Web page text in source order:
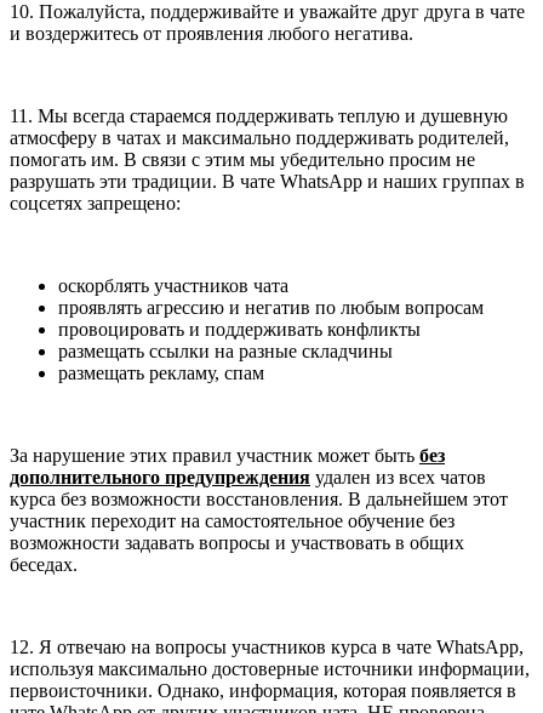
10. Пожалуйста, поддерживайте и уважайте друг друга в чате
и воздержитесь от проявления любого негатива.
11. Мы всегда стараемся поддерживать теплую и душевную
атмосферу в чатах и максимально поддерживать родителей,
помогать им. В связи с этим мы убедительно просим не
разрушать эти традиции. В чате WhatsApp и наших группах в
соцсетях запрещено:
оскорблять участников чата
проявлять агрессию и негатив по любым вопросам
провоцировать и поддерживать конфликты
размещать ссылки на разные складчины
размещать рекламу, спам
За нарушение этих правил участник может быть без
дополнительного предупреждения удален из всех чатов
курса без возможности восстановления. В дальнейшем этот
участник переходит на самостоятельное обучение без
возможности задавать вопросы и участвовать в общих
беседах.
12. Я отвечаю на вопросы участников курса в чате WhatsApp,
используя максимально достоверные источники информации,
первоисточники. Однако, информация, которая появляется в